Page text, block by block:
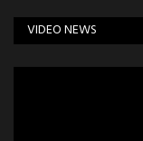
VIDEO NEWS